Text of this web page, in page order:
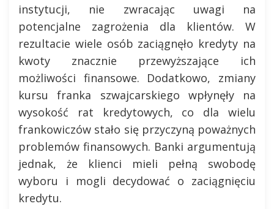
instytucji, nie zwracając uwagi na
potencjalne zagrożenia dla klientów. W
rezultacie wiele osób zaciągnęło kredyty na
kwoty znacznie przewyższające ich
możliwości finansowe. Dodatkowo, zmiany
kursu franka szwajcarskiego wpłynęły na
wysokość rat kredytowych, co dla wielu
frankowiczów stało się przyczyną poważnych
problemów finansowych. Banki argumentują
jednak, że klienci mieli pełną swobodę
wyboru i mogli decydować o zaciągnięciu
kredytu.